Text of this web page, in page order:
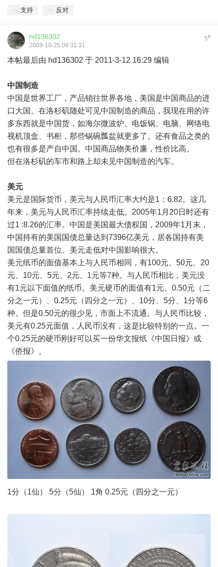
支持 反对
5#
hd136302
2009-10-25 09:31:31
本帖最后由 hd136302 于 2011-3-12 16:29 编辑
中国制造
中国是世界工厂，产品销往世界各地，美国是中国商品的进
口大国。在洛杉矶随处可见中国制造的商品，我现在用的许
多东西就是中国货，如海尔微波炉、电饭锅、电脑、网络电
视机顶盒、书柜，那些锅碗瓢盆就更多了。还有食品之类的
也有很多是产自中国。中国商品物美价廉，性价比高。
但在洛杉矶的车市和路上却未见中国制造的汽车。
美元
美元是国际货币，美元与人民币汇率大约是1：6.82。这几
年来，美元与人民币汇率持续走低。2005年1月20日时还有
过1 :8.26的汇率。中国是美国最大债权国，2009年1月末，
中国持有的美国国债总量达到7396亿美元，居各国持有美
国国债总量首位。美元走低对中国影响很大。
美元纸币的面值基本上与人民币相同，有100元、50元、20
元、10元、5元、2元、1元等7种。与人民币相比，美元没
有1元以下面值的纸币。美元硬币的面值有1元、0.50元（二
分之一元）、0.25元（四分之一元）、10分、5分、1分等6
种。但是0.50元的很少见，市面上不流通。与人民币比较，
美元有0.25元面值，人民币没有，这是比较特别的一点。一
个0.25元的硬币刚好可以买一份华文报纸《中国日报》或
《侨报》。
1分（1仙） 5分（5仙） 1角 0.25元（四分之一元）